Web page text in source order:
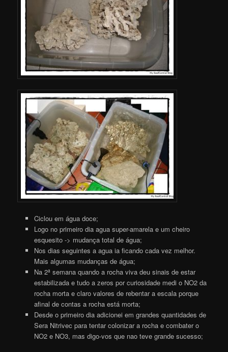
Ciclou em água doce;
Logo no primeiro dia agua super-amarela e um cheiro
esquesito -> mudança total de água;
Nos dias seguintes a agua ia ficando cada vez melhor.
Mais algumas mudanças de água;
Na 2ª semana quando a rocha viva deu sinais de estar
estabilizada e tudo a zeros por curiosidade medi o NO2 da
rocha morta e claro valores de rebentar a escala porque
afinal de contas a rocha está morta;
Desde o primeiro dia adicionei em grandes quantidades de
Sera Nitrivec para tentar colonizar a rocha e combater o
NO2 e NO3, mas digo-vos que nao teve grande sucesso;